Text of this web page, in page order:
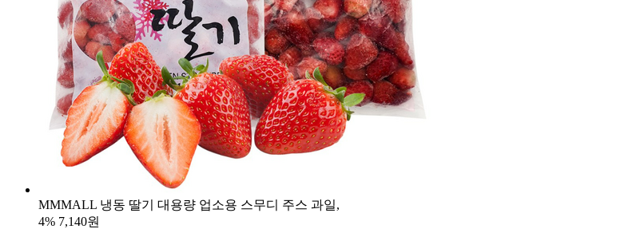
MMMALL 냉동 딸기 대용량 업소용 스무디 주스 과일,
4% 7,140원